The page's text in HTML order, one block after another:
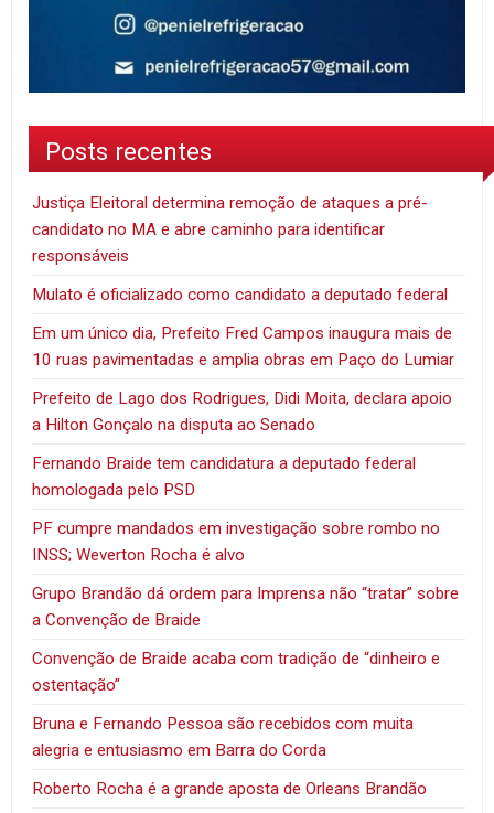
Posts recentes
Justiça Eleitoral determina remoção de ataques a pré-
candidato no MA e abre caminho para identificar
responsáveis
Mulato é oficializado como candidato a deputado federal
Em um único dia, Prefeito Fred Campos inaugura mais de
10 ruas pavimentadas e amplia obras em Paço do Lumiar
Prefeito de Lago dos Rodrigues, Didi Moita, declara apoio
a Hilton Gonçalo na disputa ao Senado
Fernando Braide tem candidatura a deputado federal
homologada pelo PSD
PF cumpre mandados em investigação sobre rombo no
INSS; Weverton Rocha é alvo
Grupo Brandão dá ordem para Imprensa não “tratar” sobre
a Convenção de Braide
Convenção de Braide acaba com tradição de “dinheiro e
ostentação”
Bruna e Fernando Pessoa são recebidos com muita
alegria e entusiasmo em Barra do Corda
Roberto Rocha é a grande aposta de Orleans Brandão